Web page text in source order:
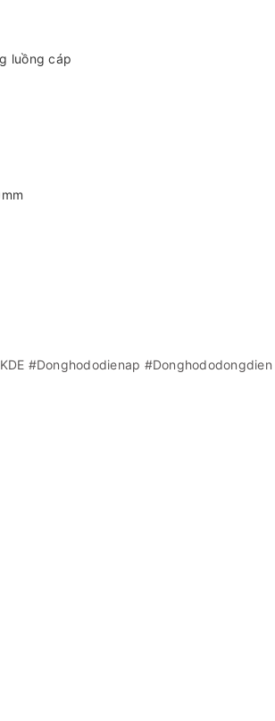
luồng cáp
#Donghododienap #Donghododongdien